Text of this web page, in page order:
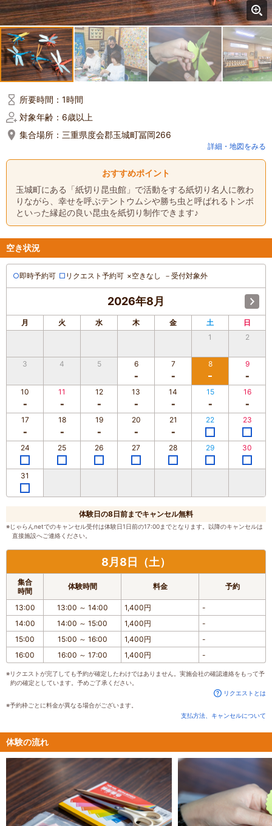
所要時間： 1時間
対象年齢： 6歳以上
集合場所： 三重県度会郡玉城町冨岡266
詳細・地図をみる
おすすめポイント
玉城町にある「紙切り昆虫館」で活動をする紙切り名人に教わ
りながら、幸せを呼ぶテントウムシや勝ち虫と呼ばれるトンボ
といった縁起の良い昆虫を紙切り制作できます♪
空き状況
○即時予約可 □ リクエスト予約可 ×空きなし － 受付対象外
2026年8月
月 火 水 木 金 土
日
1
2
3 4 5 6 7 8 9
10 11 12 13 14 15 16
17 18 19 20 21 22 23
24 25 26 27 28 29 30
31
体験日の8日前までキャンセル無料
※じゃらんnetでのキャンセル受付は体験日1日前の17:00までとなります。以降のキャンセルは
直接施設へご連絡ください。
8月8日（土）
集合
時間
体験時間 料金 予約
13:00 13:00 ～ 14:00 1,400円
-
14:00
14:00 ～ 15:00 1,400円
-
15:00
15:00 ～ 16:00 1,400円
-
16:00
16:00 ～ 17:00 1,400円 -
※リクエストが完了しても予約が確定したわけではありません。実施会社の確認連絡をもって予
約の確定としています。予めご了承ください。
リクエストとは
※予約枠ごとに料金が異なる場合がございます。
支払方法、キャンセルについて
体験の流れ